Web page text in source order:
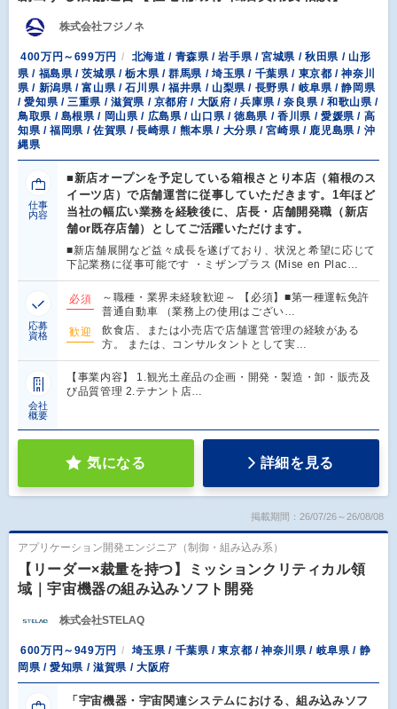
株式会社フジノネ
400万円～699万円
北海道 / 青森県 / 岩手県 / 宮城県 / 秋田県 / 山形
県 / 福島県 / 茨城県 / 栃木県 / 群馬県 / 埼玉県 / 千葉県 / 東京都 / 神奈川
県 / 新潟県 / 富山県 / 石川県 / 福井県 / 山梨県 / 長野県 / 岐阜県 / 静岡県
/ 愛知県 / 三重県 / 滋賀県 / 京都府 / 大阪府 / 兵庫県 / 奈良県 / 和歌山県 /
鳥取県 / 島根県 / 岡山県 / 広島県 / 山口県 / 徳島県 / 香川県 / 愛媛県 / 高
知県 / 福岡県 / 佐賀県 / 長崎県 / 熊本県 / 大分県 / 宮崎県 / 鹿児島県 / 沖
縄県
仕事
内容
■新店オープンを予定している箱根さとり本店（箱根のス
イーツ店）で店舗運営に従事していただきます。1年ほど
当社の幅広い業務を経験後に、店長・店舗開発職（新店
舗or既存店舗）としてご活躍いただけます。
■新店舗展開など益々成長を遂げており、状況と希望に応じて
下記業務に従事可能です ・ミザンプラス (Mise en Plac…
応募
資格
必須
～職種・業界未経験歓迎～ 【必須】■第一種運転免許
普通自動車 （業務上の使用はござい…
歓迎
飲食店、または小売店で店舗運営管理の経験がある
方。 または、コンサルタントとして実…
会社
概要
【事業内容】 1.観光土産品の企画・開発・製造・卸・販売及
び品質管理 2.テナント店…
気になる 詳細を見る
掲載期間：26/07/26～26/08/08
アプリケーション開発エンジニア（制御・組み込み系）
【リーダー×裁量を持つ】ミッションクリティカル領
域｜宇宙機器の組み込みソフト開発
株式会社STELAQ
600万円～949万円
埼玉県 / 千葉県 / 東京都 / 神奈川県 / 岐阜県 / 静
岡県 / 愛知県 / 滋賀県 / 大阪府
「宇宙機器・宇宙関連システムにおける、組み込みソフ